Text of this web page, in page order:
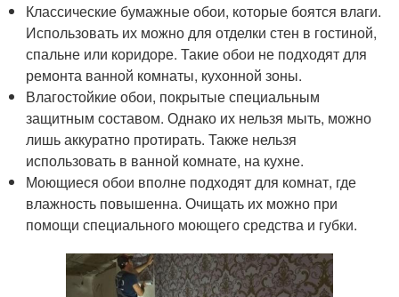
Классические бумажные обои, которые боятся влаги.
Использовать их можно для отделки стен в гостиной,
спальне или коридоре. Такие обои не подходят для
ремонта ванной комнаты, кухонной зоны.
Влагостойкие обои, покрытые специальным
защитным составом. Однако их нельзя мыть, можно
лишь аккуратно протирать. Также нельзя
использовать в ванной комнате, на кухне.
Моющиеся обои вполне подходят для комнат, где
влажность повышенна. Очищать их можно при
помощи специального моющего средства и губки.